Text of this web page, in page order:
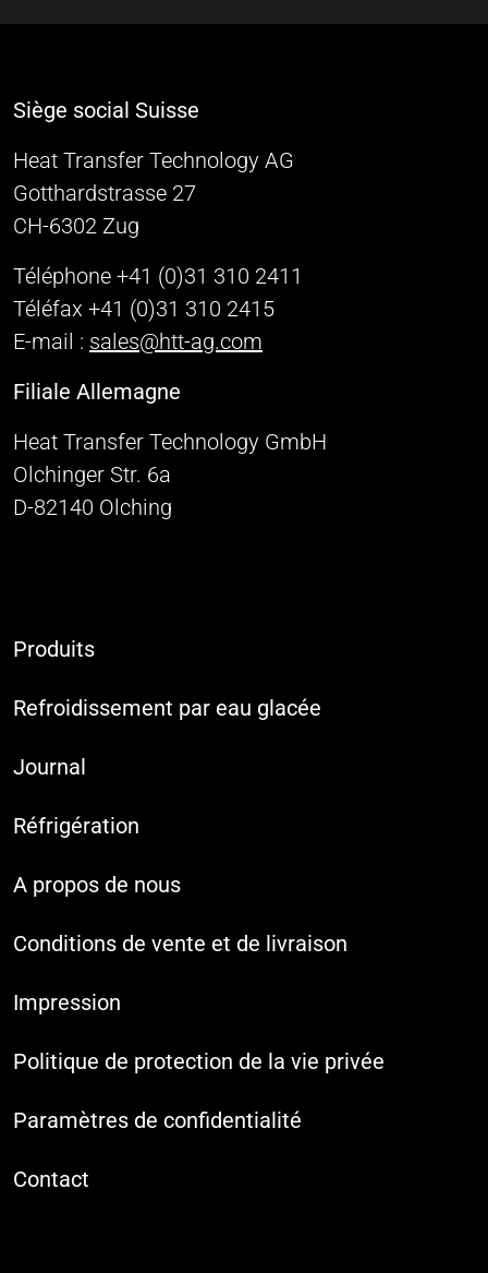
Siège social Suisse
Heat Transfer Technology AG
Gotthardstrasse 27
CH-6302 Zug
Téléphone +41 (0)31 310 2411
Téléfax +41 (0)31 310 2415
E-mail : sales@htt-ag.com
Filiale Allemagne
Heat Transfer Technology GmbH
Olchinger Str. 6a
D-82140 Olching
Produits
Refroidissement par eau glacée
Journal
Réfrigération
A propos de nous
Conditions de vente et de livraison
Impression
Politique de protection de la vie privée
Paramètres de confidentialité
Contact